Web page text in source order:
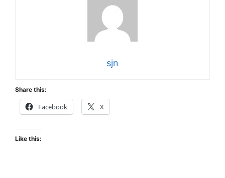
sjn
Share this:
Facebook X
Like this: